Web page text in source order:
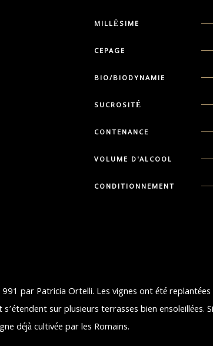
MILLÉSIME
CEPAGE
BIO/BIODYNAMIE
SUCROSITÉ
CONTENANCE
VOLUME D'ALCOOL
CONDITIONNEMENT
par Patricia Ortelli. Les vignes ont été
sur plusieurs terrasses bien
déjà cultivée par les Romains.